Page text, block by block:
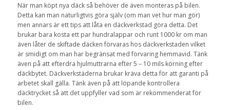
När man köpt nya däck så behöver de även monteras på bilen.
Detta kan man naturligtvis göra själv (om man vet hur man gör)
men annars är ett tips att låta en däckverkstad göra detta. Det
brukar bara kosta ett par hundralappar och runt 1000 kr om man
även låter de skiftade däcken förvaras hos däckverkstaden vilket
är smidigt om man har begränsat med förvaring hemmavid. Tänk
även på att efterdra hjulmuttrarna efter 5 – 10 mils körning efter
däckbytet. Däckverkstäderna brukar kräva detta för att garanti på
arbetet skall gälla. Tänk även på att löpande kontrollera
däcktrycket så att det uppfyller vad som är rekommenderat för
bilen.